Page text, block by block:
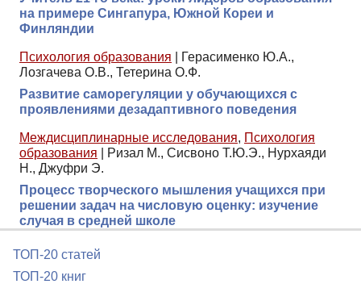
на примере Сингапура, Южной Кореи и
Финляндии
Психология образования
Герасименко Ю.А.,
Лозгачева О.В., Тетерина О.Ф.
Развитие саморегуляции у обучающихся с
проявлениями дезадаптивного поведения
Междисциплинарные исследования, Психология
образования
Ризал М., Сисвоно Т.Ю.Э., Нурхаяди
Н., Джуфри Э.
Процесс творческого мышления учащихся при
решении задач на числовую оценку: изучение
случая в средней школе
ТОП-20 статей
ТОП-20 книг